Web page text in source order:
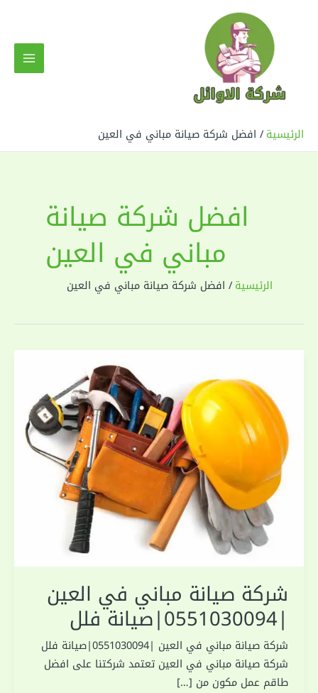
الرئيسية افضل شركة صيانة مباني في العين
افضل شركة صيانة
مباني في العين
الرئيسية افضل شركة صيانة مباني في العين
شركة صيانة مباني في العين
|0551030094|صيانة فلل
شركة صيانة مباني في العين |0551030094|صيانة فلل
شركة صيانة مباني في العين تعتمد شركتنا على افضل
طاقم عمل مكون من […]